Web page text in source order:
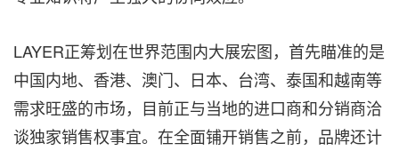
LAYER正筹划在世界范围内大展宏图，首先瞄准的是
中国内地、香港、澳门、日本、台湾、泰国和越南等
需求旺盛的市场，目前正与当地的进口商和分销商洽
谈独家销售权事宜。在全面铺开销售之前，品牌还计